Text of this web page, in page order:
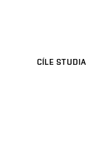
CÍLE STUDIA